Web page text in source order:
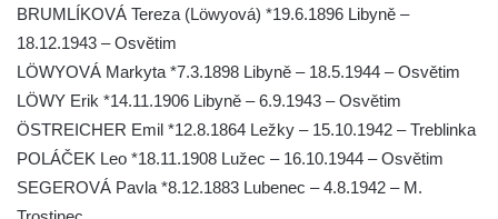
Pamětní desky obětem 1. světové války v
kapli Panny Marie Bolestné v Benešově
nad Ploučnicí
Kenotaf Ericha Ullmanna na hřbitově
BRUMLÍKOVÁ Tereza (Löwyová) *19.6.1896 Libyně –
18.12.1943 – Osvětim
LÖWYOVÁ Markyta *7.3.1898 Libyně – 18.5.1944 – Osvětim
LÖWY Erik *14.11.1906 Libyně – 6.9.1943 – Osvětim
ÖSTREICHER Emil *12.8.1864 Ležky – 15.10.1942 – Treblinka
POLÁČEK Leo *18.11.1908 Lužec – 16.10.1944 – Osvětim
SEGEROVÁ Pavla *8.12.1883 Lubenec – 4.8.1942 – M.